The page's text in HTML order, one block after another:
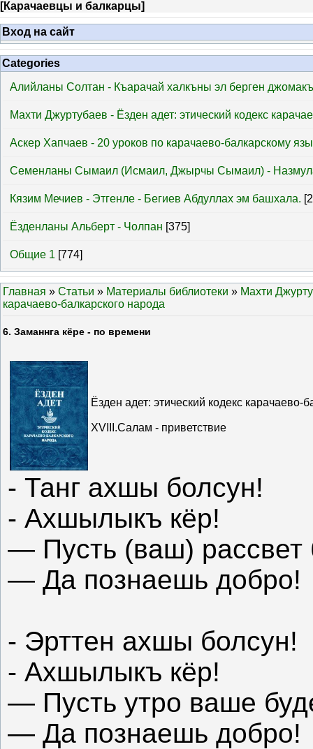
[Карачаевцы и балкарцы]
Вход на сайт
Categories
Алийланы Солтан - Къарачай халкъны эл берген
Махти Джуртубаев - Ёзден адет: этический кодекс
Аскер Хапчаев - 20 уроков по карачаево-балкарскому
Семенланы Сымаил (Исмаил, Джырчы Сымаил) -
Кязим Мечиев - Этгенле - Бегиев Абдуллах эм башхала.
Ёзденланы Альберт - Чолпан [375]
Общие 1 [774]
Главная » Статьи » Материалы библиотеки » Махти
карачаево-балкарского народа
6. Заманнга кёре - по времени
Ёзден адет: этический кодекс карачаево-
XVIII.Салам - приветствие
- Танг ахшы болсун!
- Ахшылыкъ кёр!
— Пусть (ваш) рассвет
— Да познаешь добро!
- Эрттен ахшы болсун!
- Ахшылыкъ кёр!
— Пусть утро ваше
— Да познаешь добро!